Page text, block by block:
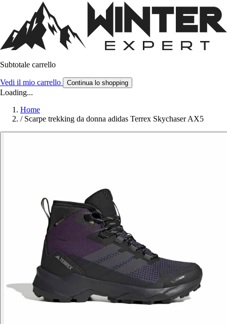
Subtotale carrello
Vedi il mio carrello Continua lo shopping
Loading...
Home
/ Scarpe trekking da donna adidas Terrex Skychaser AX5